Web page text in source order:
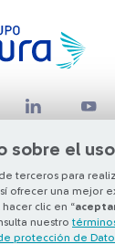
sobre el
terceros para
ofrecer una mejor
clic en “
nuestro
protección de
Grupo SURA